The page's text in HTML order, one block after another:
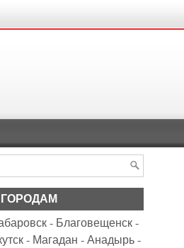
- Благовещенск-
- Магадан -Анадырь-